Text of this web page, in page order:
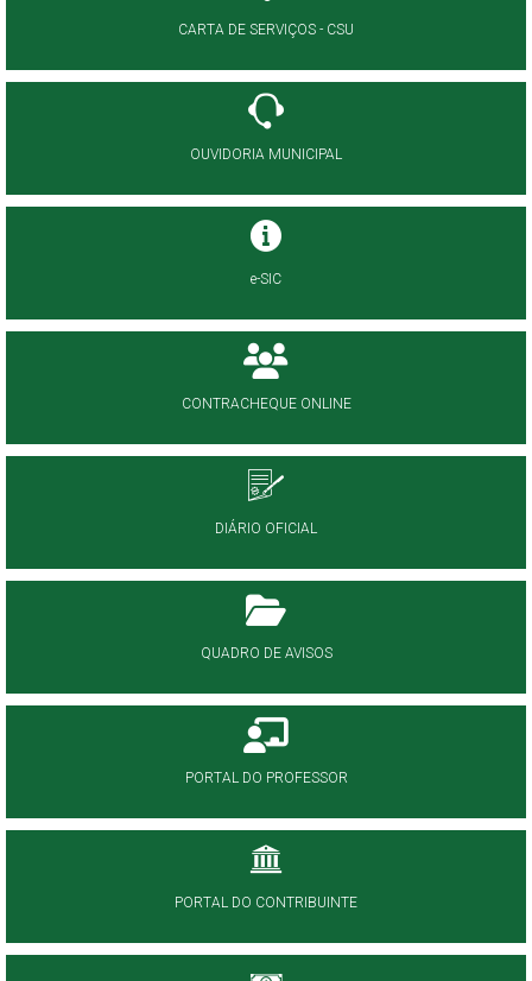
CARTA DE SERVIÇOS - CSU
OUVIDORIA MUNICIPAL
e-SIC
CONTRACHEQUE ONLINE
DIÁRIO OFICIAL
QUADRO DE AVISOS
PORTAL DO PROFESSOR
PORTAL DO CONTRIBUINTE